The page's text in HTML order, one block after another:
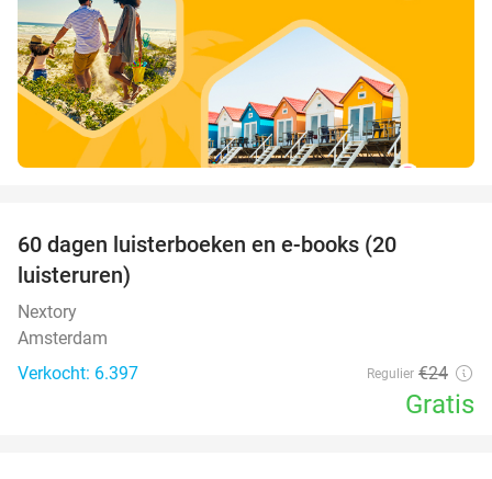
60 dagen luisterboeken en e-books (20
luisteruren)
Nextory
Amsterdam
Verkocht: 6.397
Regulier €24
Gratis